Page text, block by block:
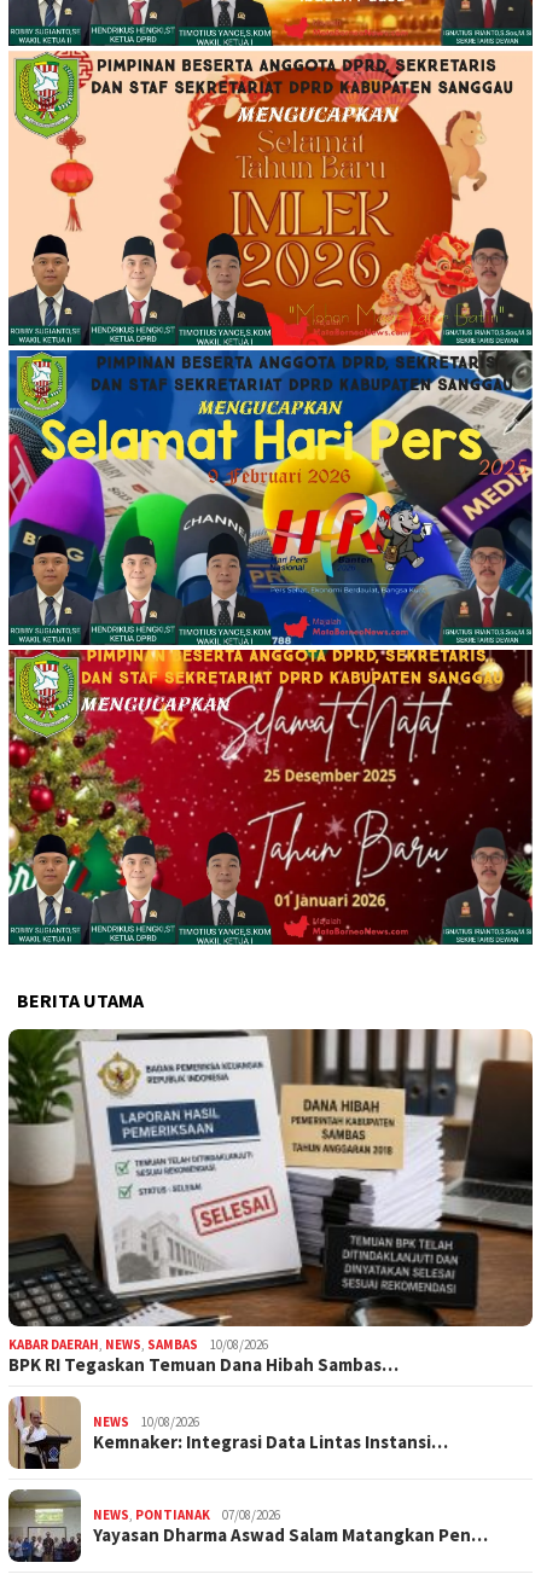
BERITA UTAMA
KABAR DAERAH, NEWS, SAMBAS 10/08/2026
BPK RI Tegaskan Temuan Dana Hibah Sambas…
NEWS 10/08/2026
Kemnaker: Integrasi Data Lintas Instansi…
NEWS, PONTIANAK 07/08/2026
Yayasan Dharma Aswad Salam Matangkan Pen…